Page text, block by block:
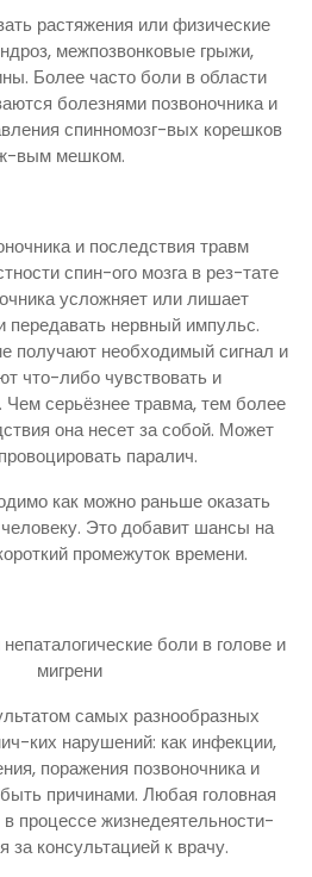
растяжения или физические
межпозвонковые грыжи,
Более часто боли в области
болезнями позвоночника и
спинномозг-вых корешков
вым мешком.
и последствия травм
спин-ого мозга в рез-тате
усложняет или лишает
передавать нервный импульс.
получают необходимый сигнал и
что-либо чувствовать и
Чем серьёзнее травма, тем более
она несет за собой. Может
паралич.
как можно раньше оказать
Это добавит шансы на
промежуток времени.
боли в голове и
мигрени
самых разнообразных
ких нарушений: как инфекции,
поражения позвоночника и
быть причинами. Любая головная
процессе жизнедеятельности-
за консультацией к врачу.